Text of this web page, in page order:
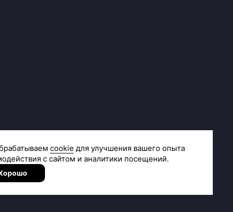
Сделано в